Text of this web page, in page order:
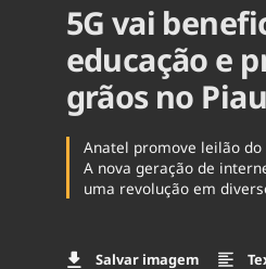
5G vai
educação e
grãos no
Anatel promove leilão
A nova geração de
uma revolução em
Salvar imagem